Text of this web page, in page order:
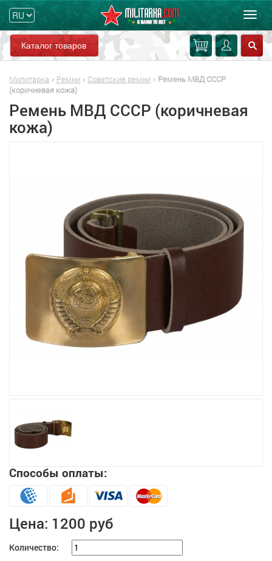
Каталог товаров
Милитарка » Ремни » Советские ремни » Ремень МВД СССР
(коричневая кожа)
Ремень МВД СССР (коричневая
кожа)
Способы оплаты:
Цена: 1200 руб
Количество: